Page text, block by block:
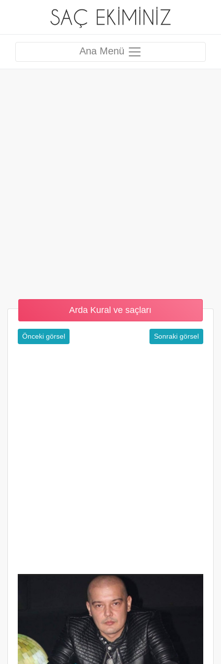
Ana Menü
Arda Kural ve saçları
Önceki görsel Sonraki görsel